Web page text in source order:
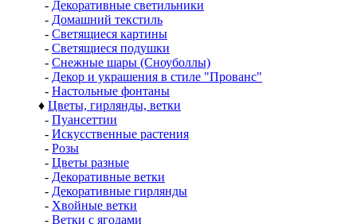
- Декоративные светильники
- Домашний текстиль
- Светящиеся картины
- Светящиеся подушки
- Снежные шары (Сноуболлы)
- Декор и украшения в стиле "Прованс"
- Настольные фонтаны
♦ Цветы, гирлянды, ветки
- Пуансеттии
- Искусственные растения
- Розы
- Цветы разные
- Декоративные ветки
- Декоративные гирлянды
- Хвойные ветки
- Ветки с ягодами